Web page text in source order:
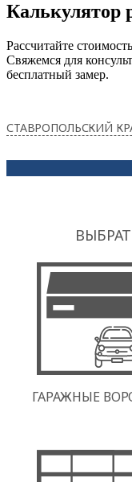
Калькулятор
Рассчитайте
Свяжемся для
бесплатный замер.